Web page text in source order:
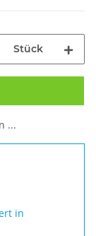
Stück
...
in